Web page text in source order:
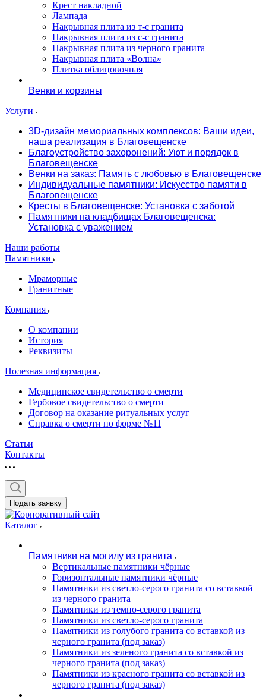
Крест накладной
Лампада
Накрывная плита из т-с гранита
Накрывная плита из с-с гранита
Накрывная плита из черного гранита
Накрывная плита «Волна»
Плитка облицовочная
Венки и корзины
Услуги
3D-дизайн мемориальных комплексов: Ваши идеи,
наша реализация в Благовещенске
Благоустройство захоронений: Уют и порядок в
Благовещенске
Венки на заказ: Память с любовью в Благовещенске
Индивидуальные памятники: Искусство памяти в
Благовещенске
Кресты в Благовещенске: Установка с заботой
Памятники на кладбищах Благовещенска:
Установка с уважением
Наши работы
Памятники
Мраморные
Гранитные
Компания
О компании
История
Реквизиты
Полезная информация
Медицинское свидетельство о смерти
Гербовое свидетельство о смерти
Договор на оказание ритуальных услуг
Справка о смерти по форме №11
Статьи
Контакты
Подать заявку
Каталог
Памятники на могилу из гранита
Вертикальные памятники чёрные
Горизонтальные памятники чёрные
Памятники из светло-серого гранита со вставкой
из черного гранита
Памятники из темно-серого гранита
Памятники из светло-серого гранита
Памятники из голубого гранита со вставкой из
черного гранита (под заказ)
Памятники из зеленого гранита со вставкой из
черного гранита (под заказ)
Памятники из красного гранита со вставкой из
черного гранита (под заказ)